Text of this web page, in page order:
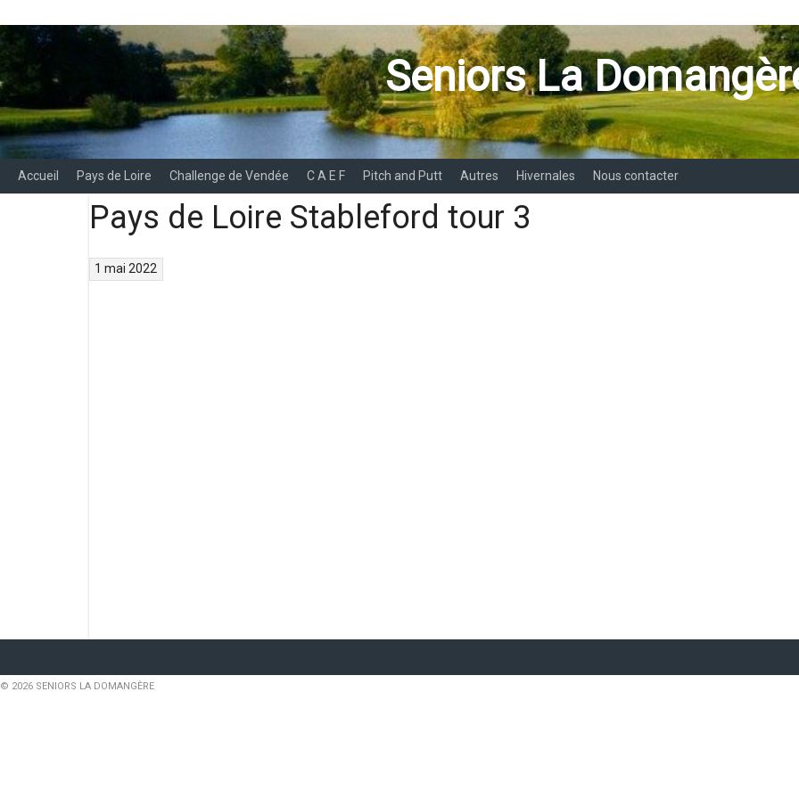
au
contenu
Seniors La
Accueil Pays de Loire Challenge de Vendée C A E F Pitch and Putt Autres Hivernales Nous contacter
Pays de Loire Stableford tour 3
1 mai 2022
© 2026 SENIORS LA DOMANGÈRE